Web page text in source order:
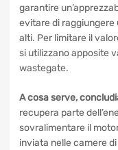
turbine a geometria
modificano la sezione
mobili. Questa
garantire
evitare di raggiungere
sovralimentazione si
gas di scarico, dette
A cosa serve,